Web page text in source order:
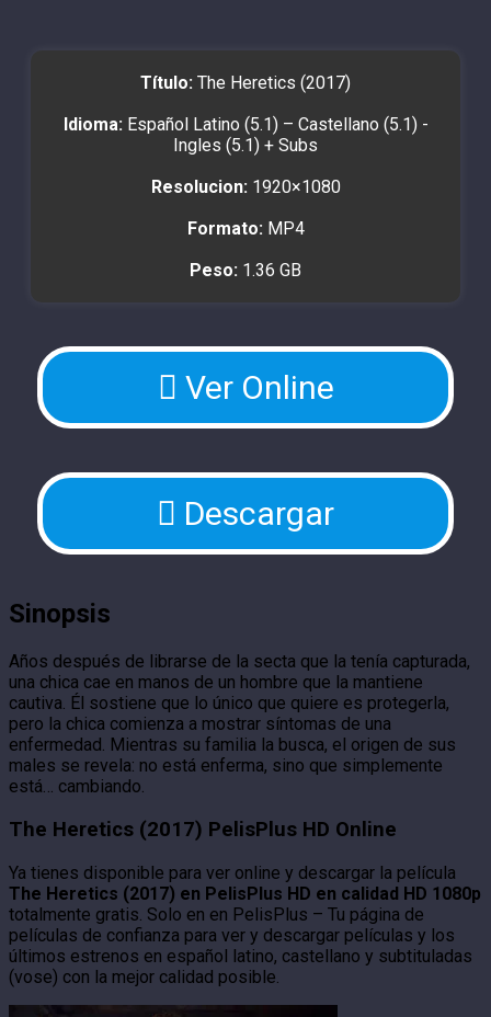
Título: The Heretics (2017)
Idioma: Español Latino (5.1) – Castellano (5.1) -
Ingles (5.1) + Subs
Resolucion: 1920×1080
Formato: MP4
Peso: 1.36 GB
Ver Online
Descargar
Sinopsis
Años después de librarse de la secta que la tenía capturada,
una chica cae en manos de un hombre que la mantiene
cautiva. Él sostiene que lo único que quiere es protegerla,
pero la chica comienza a mostrar síntomas de una
enfermedad. Mientras su familia la busca, el origen de sus
males se revela: no está enferma, sino que simplemente
está… cambiando.
The Heretics (2017) PelisPlus HD Online
Ya tienes disponible para ver online y descargar la película
The Heretics (2017) en PelisPlus HD en calidad HD 1080p
totalmente gratis. Solo en en PelisPlus – Tu página de
películas de confianza para ver y descargar películas y los
últimos estrenos en español latino, castellano y subtituladas
(vose) con la mejor calidad posible.